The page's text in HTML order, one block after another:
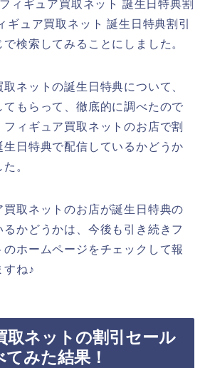
ィギュア買取ネット 誕生日特典割
ギュア買取ネット 誕生日特典割引
検索してみることにしました。
ネットの誕生日特典について、
もらって、徹底的に調べたので
ィギュア買取ネットのお店で割
生日特典で配信しているかどうか
。
買取ネットのお店が誕生日特典の
かどうかは、今後も引き続きフ
のホームページをチェックして報
すね♪
取ネットの割引セール
みた結果！